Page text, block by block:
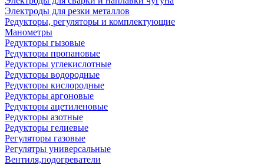
Электроды для резки металлов
Редукторы, регуляторы и комплектующие
Манометры
Редукторы гызовые
Редукторы пропановые
Редукторы углекислотные
Редукторы водородные
Редукторы кислородные
Редукторы аргоновые
Редукторы ацетиленовые
Редукторы азотные
Редукторы гелиевые
Регуляторы газовые
Регулятры универсальные
Вентиля,подогреватели